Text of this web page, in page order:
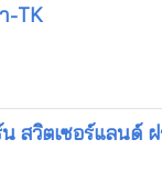
-TK
สวิตเซอร์แลนด์